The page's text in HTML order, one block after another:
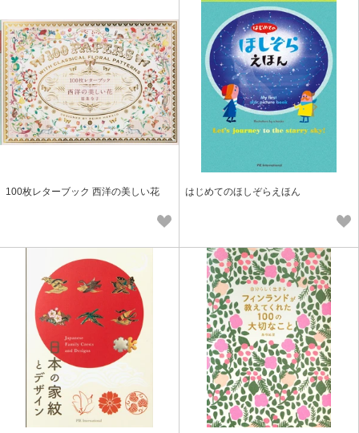
100枚レターブック 西洋の美しい花 はじめてのほしぞらえほん